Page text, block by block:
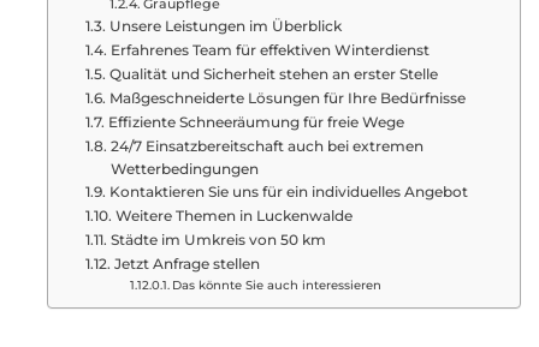
Graupflege
Unsere Leistungen im Überblick
Erfahrenes Team für effektiven Winterdienst
Qualität und Sicherheit stehen an erster Stelle
Maßgeschneiderte Lösungen für Ihre Bedürfnisse
Effiziente Schneeräumung für freie Wege
24/7 Einsatzbereitschaft auch bei extremen
Wetterbedingungen
Kontaktieren Sie uns für ein individuelles Angebot
Weitere Themen in Luckenwalde
Städte im Umkreis von 50 km
Jetzt Anfrage stellen
Das könnte Sie auch interessieren